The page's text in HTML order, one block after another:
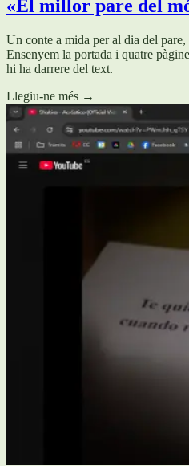
«El millor pare del
Un conte a mida per al dia del
Ensenyem la portada i quatre
hi ha darrere del text.
Llegiu-ne més →